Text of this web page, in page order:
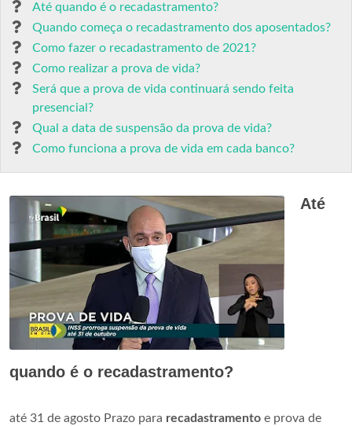
Até quando é o recadastramento?
Quando começa o recadastramento dos aposentados?
Como fazer o recadastramento de 2021?
Como realizar a prova de vida?
Será que a prova de vida continuará sendo feita
presencial?
Qual a data de suspensão da prova de vida?
Como funciona a prova de vida em cada banco?
Até
quando é o recadastramento?
até 31 de agosto Prazo para recadastramento e prova de